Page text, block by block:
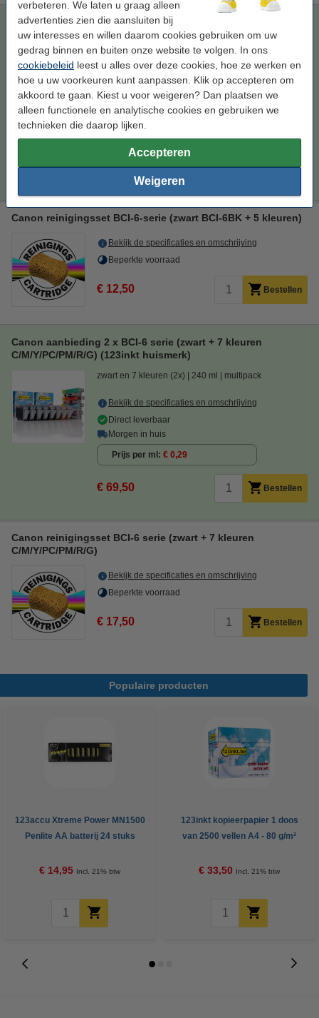
verbeteren. We laten u graag alleen
advertenties zien die aansluiten bij
uw interesses en willen daarom cookies gebruiken om uw
gedrag binnen en buiten onze website te volgen. In ons
cookiebeleid leest u alles over deze cookies, hoe ze werken en
hoe u uw voorkeuren kunt aanpassen. Klik op accepteren om
akkoord te gaan. Kiest u voor weigeren? Dan plaatsen we
alleen functionele en analytische cookies en gebruiken we
technieken die daarop lijken.
Accepteren
Weigeren
Canon aanbieding 2 x BCI-6-serie (zwart BCI-6BK + 5
kleuren) (123inkt huismerk)
zwart en 5 kleur (2x) 160,8 ml multipack
Bekijk de specificaties en omschrijving
Direct leverbaar
Morgen in huis
€ 51,50 Bestellen
Canon reinigingsset BCI-6-serie (zwart BCI-6BK + 5 kleuren)
Bekijk de specificaties en omschrijving
Beperkte voorraad
€ 12,50 Bestellen
Canon aanbieding 2 x BCI-6 serie (zwart + 7 kleuren
C/M/Y/PC/PM/R/G) (123inkt huismerk)
zwart en 7 kleuren (2x) 240 ml multipack
Bekijk de specificaties en omschrijving
Direct leverbaar
Morgen in huis
Prijs per ml € 0,29
€ 69,50 Bestellen
Canon reinigingsset BCI-6 serie (zwart + 7 kleuren
C/M/Y/PC/PM/R/G)
Bekijk de specificaties en omschrijving
Beperkte voorraad
€ 17,50 Bestellen
Populaire producten
123accu Xtreme Power MN1500
Penlite AA batterij 24 stuks
€ 14,95 Incl. 21% btw
123inkt kopieerpapier 1 doos
van 2500 vellen A4 - 80 g/m²
€ 33,50 Incl. 21% btw